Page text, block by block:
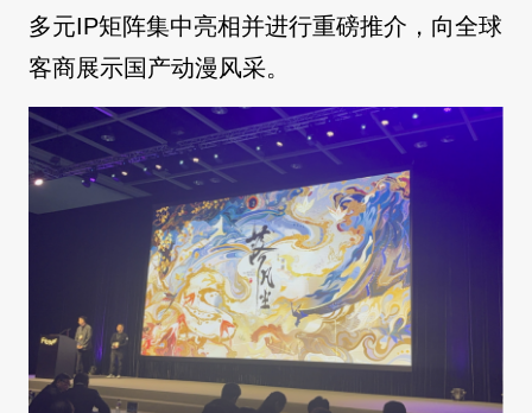
多元IP矩阵集中亮相并进行重磅推介，向全球
客商展示国产动漫风采。